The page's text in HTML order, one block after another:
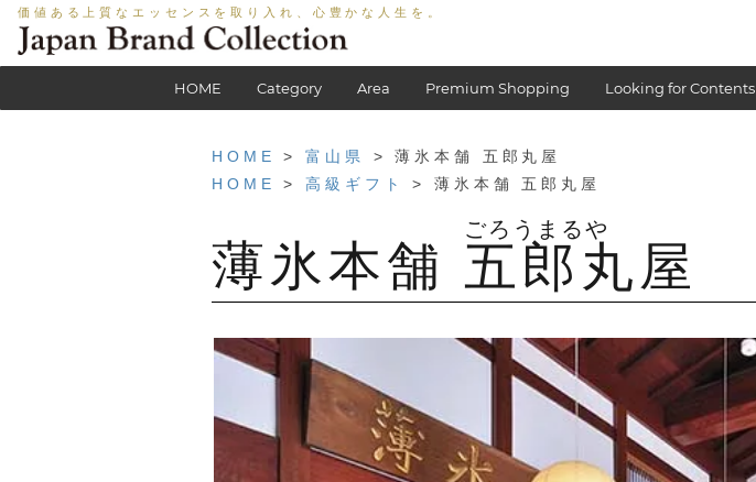
価値ある上質なエッセンスを取り入れ、心豊かな人生を。
HOME Category Area Premium Shopping Looking for Contents
HOME >富山県
> 薄氷本舗 五郎丸屋
HOME
>高級ギフト > 薄氷本舗 五郎丸屋
薄氷本舗 五郎丸屋